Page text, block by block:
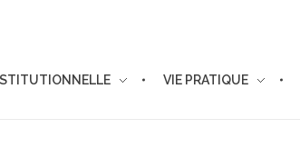
VIE PRATIQUE